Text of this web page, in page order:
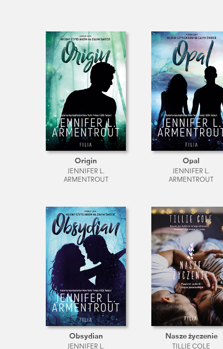
Origin
JENNIFER L.
ARMENTROUT
Opal
JENNIFER L.
ARMENTROUT
Obsydian
JENNIFER L.
Nasze życzenie
TILLIE COLE